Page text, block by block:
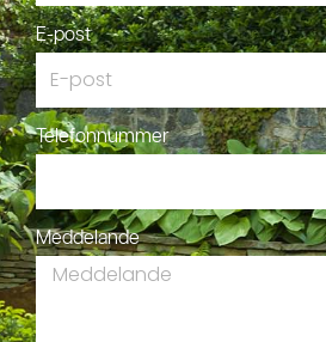
E-post
Telefonnummer
Meddelande